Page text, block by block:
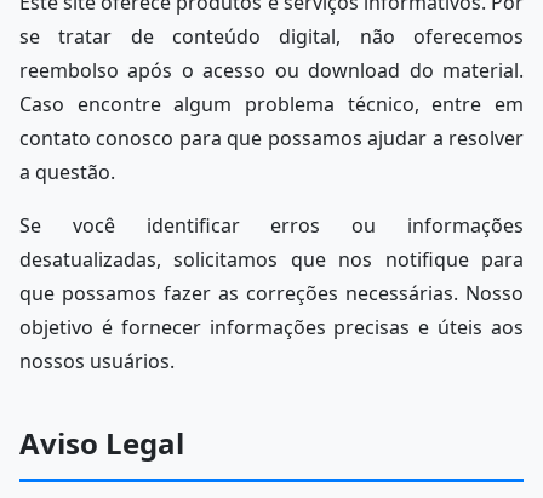
se tratar de conteúdo digital, não oferecemos
reembolso após o acesso ou download do material.
Caso encontre algum problema técnico, entre em
contato conosco para que possamos ajudar a resolver
a questão.
Se você identificar erros ou informações
desatualizadas, solicitamos que nos notifique para
que possamos fazer as correções necessárias. Nosso
objetivo é fornecer informações precisas e úteis aos
nossos usuários.
Aviso Legal